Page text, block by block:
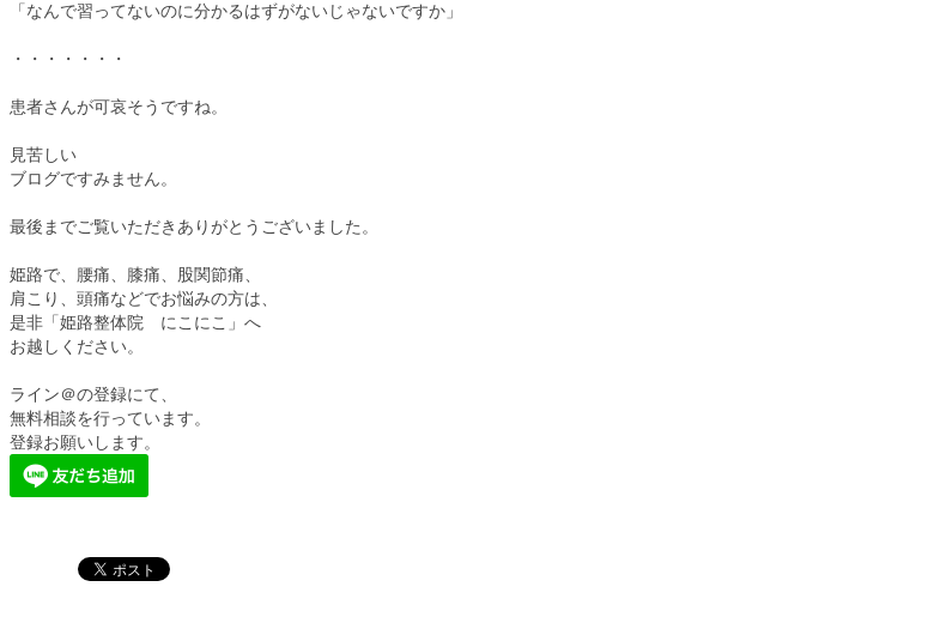
「なんで習ってないのに分かるはずがないじゃないですか」
・・・・・・・
患者さんが可哀そうですね。
見苦しい
ブログですみません。
最後までご覧いただきありがとうございました。
姫路で、腰痛、膝痛、股関節痛、
肩こり、頭痛などでお悩みの方は、
是非「姫路整体院 にこにこ」へ
お越しください。
ライン＠の登録にて、
無料相談を行っています。
登録お願いします。